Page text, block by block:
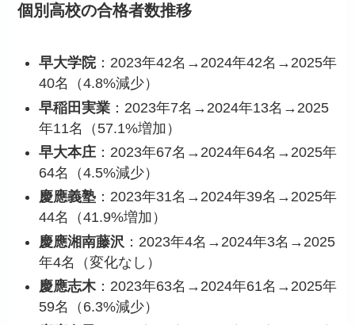
個別高校の合格者数推移
早大学院：2023年42名→2024年42名→2025年
40名（4.8%減少）
早稲田実業 ：2023年7名→2024年13名→2025
年11名（57.1%増加）
早大本庄 ：2023年67名→2024年64名→2025年
64名（4.5%減少）
慶應義塾 ：2023年31名→2024年39名→2025年
44名（41.9%増加）
慶應湘南藤沢 ：2023年4名→2024年3名→2025
年4名（変化なし）
慶應志木：2023年63名→2024年61名→2025年
59名（6.3%減少）